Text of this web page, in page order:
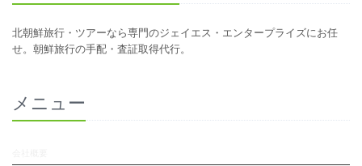
北朝鮮旅行・ツアーなら専門のジェイエス・エンタープライズにお任
せ。朝鮮旅行の手配・査証取得代行。
メニュー